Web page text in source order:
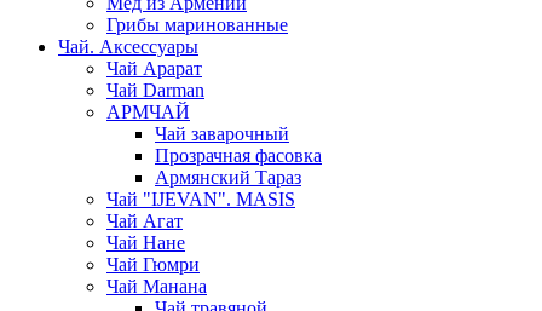
Грибы маринованные
Чай. Аксессуары
Чай Арарат
Чай Darman
АРМЧАЙ
Чай заварочный
Прозрачная фасовка
Армянский Тараз
Чай "IJEVAN". MASIS
Чай Агат
Чай Нане
Чай Гюмри
Чай Манана